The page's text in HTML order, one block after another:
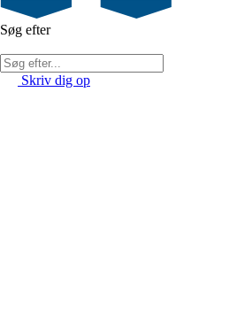
Søg efter
Skriv dig op